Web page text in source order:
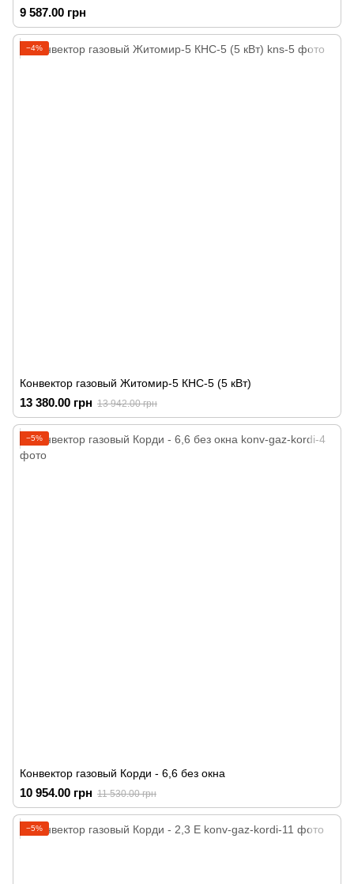
9 587.00 грн
−4%
Конвектор газовый Житомир-5 КНС-5 (5 кВт)
13 380.00 грн 13 942.00 грн
−5%
Конвектор газовый Корди - 6,6 без окна
10 954.00 грн 11 530.00 грн
−5%